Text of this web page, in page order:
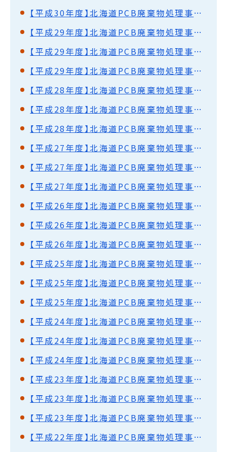
【平成30年度】北海道PCB廃棄物処理事業監視円卓会議（第44回）開催結果概要
【平成29年度】北海道PCB廃棄物処理事業監視円卓会議（第43回）開催結果概要
【平成29年度】北海道PCB廃棄物処理事業監視円卓会議（第42回）開催結果概要
【平成29年度】北海道PCB廃棄物処理事業監視円卓会議（第41回）開催結果概要
【平成28年度】北海道PCB廃棄物処理事業監視円卓会議（第40回）開催結果概要
【平成28年度】北海道PCB廃棄物処理事業監視円卓会議（第39回）開催結果概要
【平成28年度】北海道PCB廃棄物処理事業監視円卓会議（第38回）開催結果概要
【平成27年度】北海道PCB廃棄物処理事業監視円卓会議（第37回）開催結果概要
【平成27年度】北海道PCB廃棄物処理事業監視円卓会議（第36回）開催結果概要
【平成27年度】北海道PCB廃棄物処理事業監視円卓会議（第35回）開催結果概要
【平成26年度】北海道PCB廃棄物処理事業監視円卓会議（第34回）開催結果概要
【平成26年度】北海道PCB廃棄物処理事業監視円卓会議（第33回）開催結果概要
【平成26年度】北海道PCB廃棄物処理事業監視円卓会議（第32回）開催結果概要
【平成25年度】北海道PCB廃棄物処理事業監視円卓会議（第31回）開催結果概要
【平成25年度】北海道PCB廃棄物処理事業監視円卓会議（第30回）開催結果概要
【平成25年度】北海道PCB廃棄物処理事業監視円卓会議（第29回）開催結果概要
【平成24年度】北海道PCB廃棄物処理事業監視円卓会議（第28回）開催結果概要
【平成24年度】北海道PCB廃棄物処理事業監視円卓会議（第27回）開催結果概要
【平成24年度】北海道PCB廃棄物処理事業監視円卓会議（第26回）開催結果概要
【平成23年度】北海道PCB廃棄物処理事業監視円卓会議（第25回）開催結果概要
【平成23年度】北海道PCB廃棄物処理事業監視円卓会議（第24回）開催結果概要
【平成23年度】北海道PCB廃棄物処理事業監視円卓会議（第23回）開催結果概要
【平成22年度】北海道PCB廃棄物処理事業監視円卓会議（第22回）開催結果概要